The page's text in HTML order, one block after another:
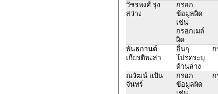
วัชรพงศ์ รุ่ง
สว่าง
กรอก
ข้อมูลผิด
เช่น
กรอกเมล์
ผิด
พันธกานต์
เกียรติพงสา
อื่นๆ
โปรดระบุ
ด้านล่าง
ณวัฒน์ แป้น
จันทร์
กรอก
ข้อมูลผิด